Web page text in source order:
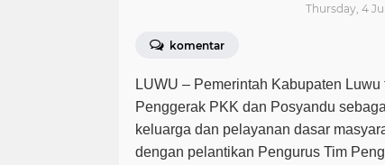
Thursday, 4
komentar
LUWU – Pemerintah Kabupaten
Penggerak PKK dan Posyandu
keluarga dan pelayanan dasar
dengan pelantikan Pengurus Tim